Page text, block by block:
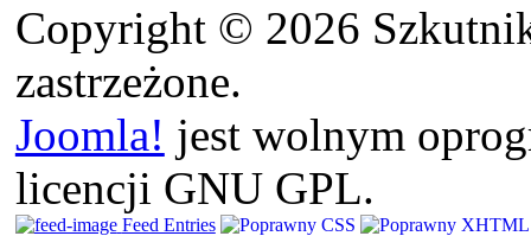
Copyright © 2026
zastrzeżone.
Joomla! jest wolnym
licencji GNU GPL.
Feed Entries